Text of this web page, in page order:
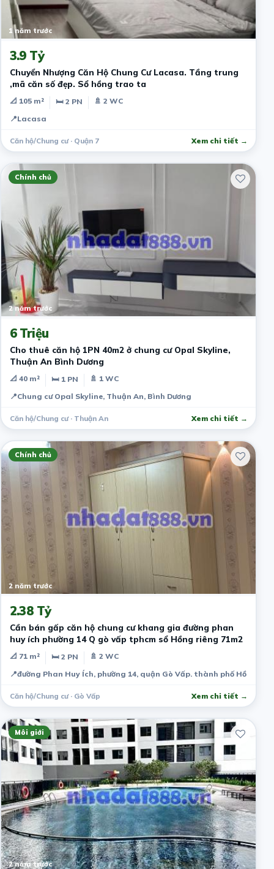
1 năm trước
3.9 Tỷ
Chuyển Nhượng Căn Hộ Chung Cư Lacasa. Tầng trung
,mã căn số đẹp. Sổ hồng trao ta
📐 105 m² 🛏 2 PN
🚿 2 WC
📍Lacasa
Căn hộ/Chung cư · Quận 7 Xem chi tiết →
Chính chủ
2 năm trước
6 Triệu
Cho thuê căn hộ 1PN 40m2 ở chung cư Opal Skyline,
Thuận An Bình Dương
📐 40 m² 🛏 1 PN
🚿 1 WC
📍Chung cư Opal Skyline, Thuận An, Bình Dương
Căn hộ/Chung cư · Thuận An Xem chi tiết →
Chính chủ
2 năm trước
2.38 Tỷ
Cần bán gấp căn hộ chung cư khang gia đường phan
huy ích phường 14 Q gò vấp tphcm sổ Hồng riêng 71m2
📐 71 m² 🛏 2 PN
🚿 2 WC
📍đường Phan Huy Ích, phường 14, quận Gò Vấp. thành phố Hồ Chí
Căn hộ/Chung cư · Gò Vấp Xem chi tiết →
Môi giới
2 năm trước